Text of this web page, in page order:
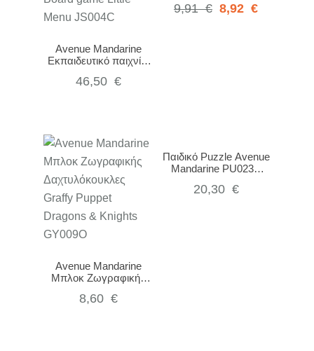
Avenue Mandarine
Εκπαιδευτικό παιχνίδι
JS004C
46,50 €
9,91 € 8,92 €
Avenue Mandarine
Μπλοκ Ζωγραφικής
Puppet Dragons &
8,60 €
Παιδικό Puzzle Avenue
Mandarine PU023C
20,30 €